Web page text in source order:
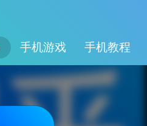
手机游戏 手机教程